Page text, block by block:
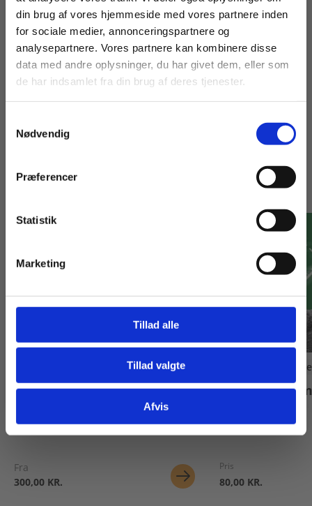
din brug af vores hjemmeside med vores partnere inden
for sociale medier, annonceringspartnere og
analysepartnere. Vores partnere kan kombinere disse
data med andre oplysninger, du har givet dem, eller som
de har indsamlet fra din brug af deres tjenester.
Nødvendig
Præferencer
Statistik
Marketing
Tillad alle
Tillad valgte
Afvis
skiltemaler, som gennem mere end 50 år har
arbejdet engageret med og for sit fag.
Andre har også købt
Infocar
Fra
300,00 KR.
Digitale
Fagpakke til
Pris
80,00 KR.
For privatkunder og
studerende. Du får
vist priser inkl.
For institutioner og
virksomheder. Du
får vist priser ekskl.
Gå til praxisOnline